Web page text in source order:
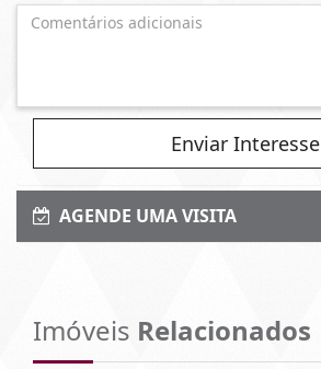
Enviar Interesse
AGENDE UMA VISITA
Imóveis Relacionados